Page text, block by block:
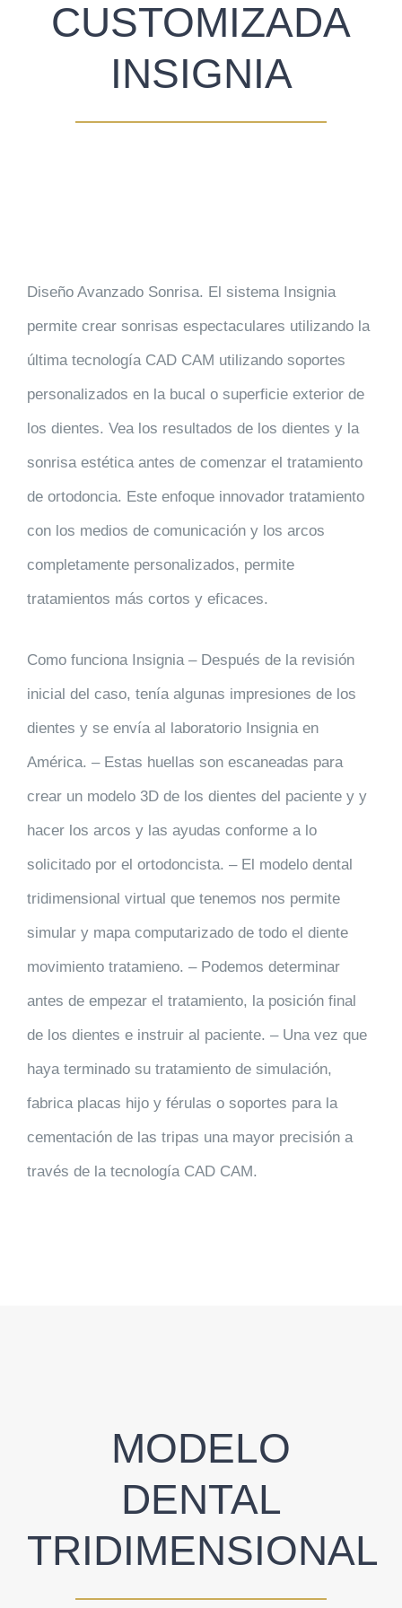
CUSTOMIZADA
INSIGNIA
Diseño Avanzado Sonrisa. El sistema Insignia
permite crear sonrisas espectaculares utilizando la
última tecnología CAD CAM utilizando soportes
personalizados en la bucal o superficie exterior de
los dientes. Vea los resultados de los dientes y la
sonrisa estética antes de comenzar el tratamiento
de ortodoncia. Este enfoque innovador tratamiento
con los medios de comunicación y los arcos
completamente personalizados, permite
tratamientos más cortos y eficaces.
Como funciona Insignia– Después de la revisión
inicial del caso, tenía algunas impresiones de los
dientes y se envía al laboratorio Insignia en
América. – Estas huellas son escaneadas para
crear un modelo 3D de los dientes del paciente y y
hacer los arcos y las ayudas conforme a lo
solicitado por el ortodoncista. – El modelo dental
tridimensional virtual que tenemos nos permite
simular y mapa computarizado de todo el diente
movimiento tratamieno. – Podemos determinar
antes de empezar el tratamiento, la posición final
de los dientes e instruir al paciente. – Una vez que
haya terminado su tratamiento de simulación,
fabrica placas hijo y férulas o soportes para la
cementación de las tripas una mayor precisión a
través de la tecnología CAD CAM.
MODELO
DENTAL
TRIDIMENSIONAL